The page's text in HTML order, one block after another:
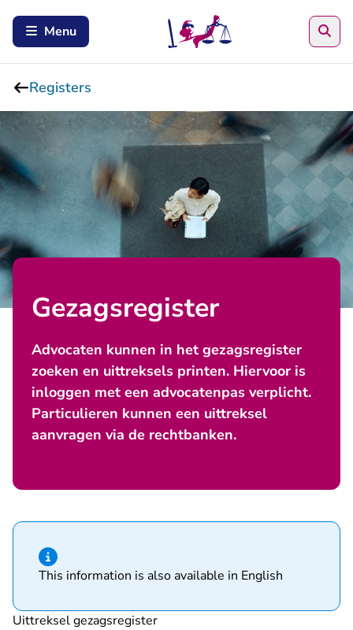
Menu
Registers
Gezagsregister
Advocaten kunnen in het gezagsregister
zoeken en uittreksels printen. Hiervoor is
inloggen met een advocatenpas verplicht.
Particulieren kunnen een uittreksel
aanvragen via de rechtbanken.
Hint van type informatie
This information is also available in English
Uittreksel gezagsregister